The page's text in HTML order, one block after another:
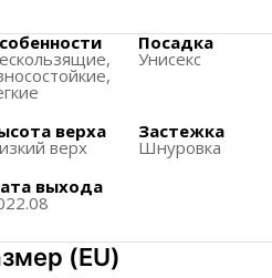
строгий процесс
возможны в течение 7 дней
ударов.
Посадка
Унисекс
верха
верх
Застежка
Шнуровка
выхода
(EU)